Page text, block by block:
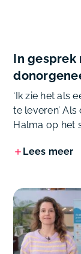
In gesprek
‘Ik zie het als
te leveren’
Halma op het
Lees meer